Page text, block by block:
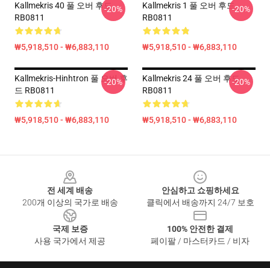
Kallmekris 40 풀 오버 후드
RB0811
₩5,918,510 - ₩6,883,110
-20%
Kallmekris 1 풀 오버 후드
RB0811
₩5,918,510 - ₩6,883,110
-20%
Kallmekris-Hinhtron 풀 오버 후
드 RB0811
₩5,918,510 - ₩6,883,110
-20%
Kallmekris 24 풀 오버 후드
RB0811
₩5,918,510 - ₩6,883,110
-20%
전 세계 배송
200개 이상의 국가로 배송
안심하고 쇼핑하세요
클릭에서 배송까지 24/7 보호
국제 보증
사용 국가에서 제공
100% 안전한 결제
페이팔 / 마스터카드 / 비자